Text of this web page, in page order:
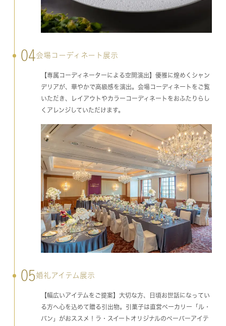
04会場コーディネート展示
【専属コーディネーターによる空間演出】優雅に煌めくシャン
デリアが、華やかで高級感を演出。会場コーディネートをご覧
いただき、レイアウトやカラーコーディネートをおふたりらし
くアレンジしていただけます。
05 婚礼アイテム展示
【幅広いアイテムをご提案】大切な方、日頃お世話になってい
る方へ心を込めて贈る引出物。引菓子は直営ベーカリー「ル・
パン」がおススメ！ラ・スイートオリジナルのペーパーアイテ